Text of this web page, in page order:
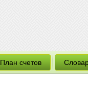
План счетов